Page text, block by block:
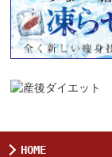
HOME